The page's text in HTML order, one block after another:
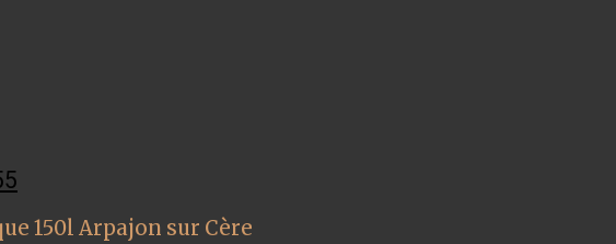
150l Arpajon sur Cère